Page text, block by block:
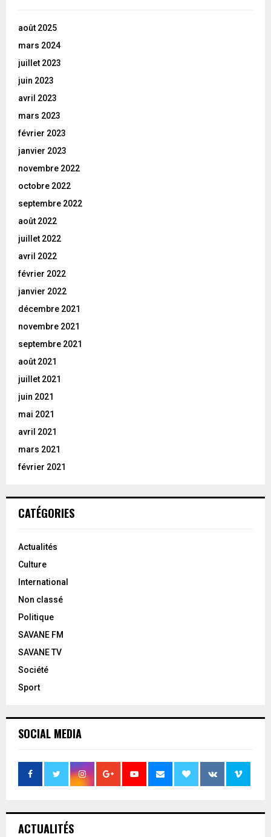
août 2025
mars 2024
juillet 2023
juin 2023
avril 2023
mars 2023
février 2023
janvier 2023
novembre 2022
octobre 2022
septembre 2022
août 2022
juillet 2022
avril 2022
février 2022
janvier 2022
décembre 2021
novembre 2021
septembre 2021
août 2021
juillet 2021
juin 2021
mai 2021
avril 2021
mars 2021
février 2021
CATÉGORIES
Actualités
Culture
International
Non classé
Politique
SAVANE FM
SAVANE TV
Société
Sport
SOCIAL MEDIA
ACTUALITÉS